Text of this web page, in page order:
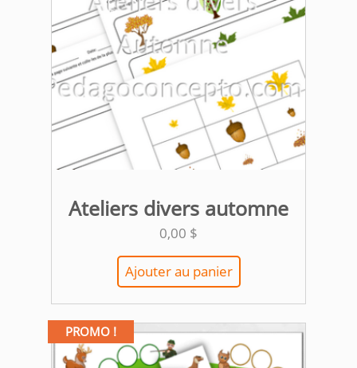
Ateliers divers automne
0,00 $
Ajouter au panier
PROMO !